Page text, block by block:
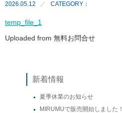
2026.05.12 CATEGORY：
temp_file_1
Uploaded from 無料お問合せ
新着情報
夏季休業のお知らせ
MIRUMUで販売開始しました！